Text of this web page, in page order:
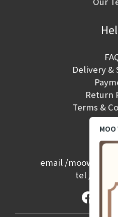
Delivery &
Return
Terms &
email /
tel /
(02)